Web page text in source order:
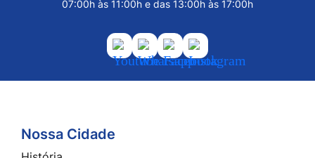
07:00h às 11:00h e das 13:00h às 17:00h
Acessar
a
Youtube
Acessar
a
Acessar
a
Acessar
a
Seção do Rodapé e Contato
Nossa Cidade